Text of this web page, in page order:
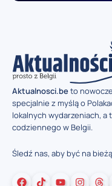
Aktualnosci.beto
specjalnie z myślą o
lokalnych wydarzeniach,
codziennego w Belgii.
Śledź nas, aby być na